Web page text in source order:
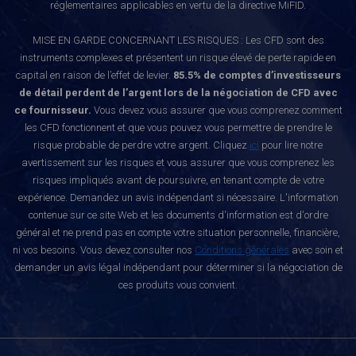
réglementaires applicables en vertu de la directive MiFID.
MISE EN GARDE CONCERNANT LES RISQUES : Les CFD sont des
instruments complexes et présentent un risque élevé de perte rapide en
capital en raison de l’effet de levier. 85.5% de comptes d’investisseurs
de détail perdent de l’argent lors de la négociation de CFD avec
ce fournisseur. Vous devez vous assurer que vous comprenez comment
les CFD fonctionnent et que vous pouvez vous permettre de prendre le
risque probable de perdre votre argent. Cliquez ici pour lire notre
avertissement sur les risques et vous assurer que vous comprenez les
risques impliqués avant de poursuivre, en tenant compte de votre
expérience. Demandez un avis indépendant si nécessaire. L'information
contenue sur ce site Web et les documents d'information est d'ordre
général et ne prend pas en compte votre situation personnelle, financière,
ni vos besoins. Vous devez consulter nos Conditions générales avec soin et
demander un avis légal indépendant pour déterminer si la négociation de
ces produits vous convient.